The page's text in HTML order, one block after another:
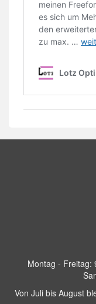
Montag - Freitag:
Von Juli bis August